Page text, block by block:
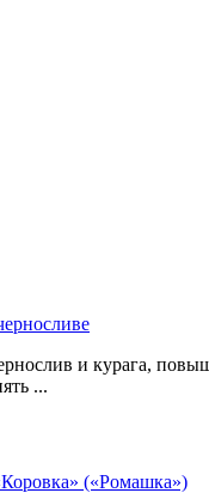
и курага,
...
(«Ромашка»)